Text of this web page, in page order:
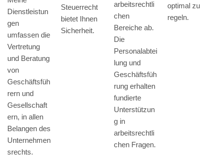
Dienstleistun
gen
umfassen die
Vertretung
und Beratung
von
Geschäftsfüh
rern und
Gesellschaft
ern, in allen
Belangen des
Unternehmen
srechts.
Steuerrecht
bietet Ihnen
Sicherheit.
arbeitsrechtli
chen
Bereiche ab.
Die
Personalabtei
lung und
Geschäftsfüh
rung erhalten
fundierte
Unterstützun
g in
arbeitsrechtli
chen Fragen.
optimal zu
regeln.